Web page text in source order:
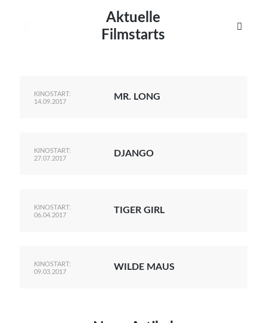
Aktuelle
Filmstarts

KINOSTART:
14.09.2017
MR. LONG
KINOSTART:
27.07.2017
DJANGO
KINOSTART:
06.04.2017
TIGER GIRL
KINOSTART:
09.03.2017
WILDE MAUS